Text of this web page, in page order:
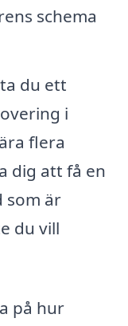
schema
du ett
i
flera
dig att få en
som är
du vill
på hur